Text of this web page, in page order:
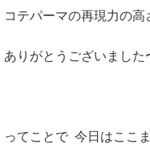
コテパーマの再現力の
ありがとうございました
ってことで 今日はここま